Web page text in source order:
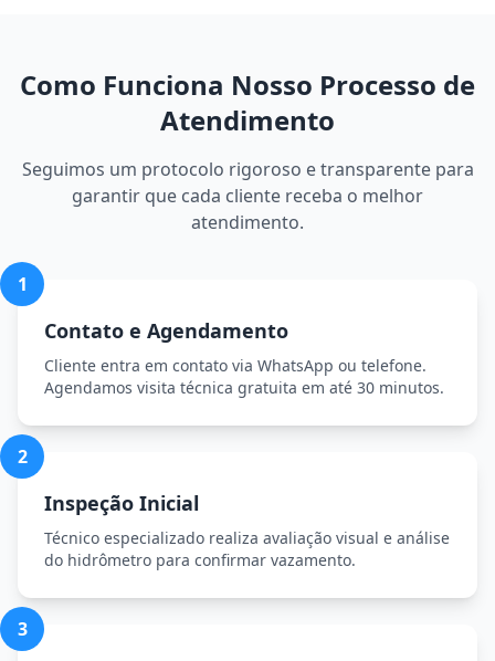
Como Funciona Nosso Processo de
Atendimento
Seguimos um protocolo rigoroso e transparente para
garantir que cada cliente receba o melhor
atendimento.
1
Contato e Agendamento
Cliente entra em contato via WhatsApp ou telefone.
Agendamos visita técnica gratuita em até 30 minutos.
2
Inspeção Inicial
Técnico especializado realiza avaliação visual e análise
do hidrômetro para confirmar vazamento.
3